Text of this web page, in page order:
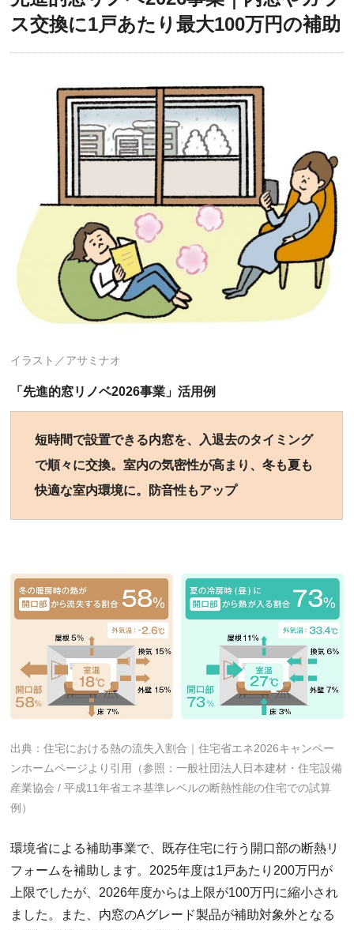
ス交換に1戸あたり最大100万円の補助
イラスト／アサミナオ
「先進的窓リノベ2026事業」活用例
短時間で設置できる内窓を、入退去のタイミング
で順々に交換。室内の気密性が高まり、冬も夏も
快適な室内環境に。防音性もアップ
出典：住宅における熱の流失入割合｜住宅省エネ2026キャンペー
ンホームページより引用（参照：一般社団法人日本建材・住宅設備
産業協会 / 平成11年省エネ基準レベルの断熱性能の住宅での試算
例）
環境省による補助事業で、既存住宅に行う開口部の断熱リ
フォームを補助します。2025年度は1戸あたり200万円が
上限でしたが、2026年度からは上限が100万円に縮小され
ました。また、内窓のAグレード製品が補助対象外となる